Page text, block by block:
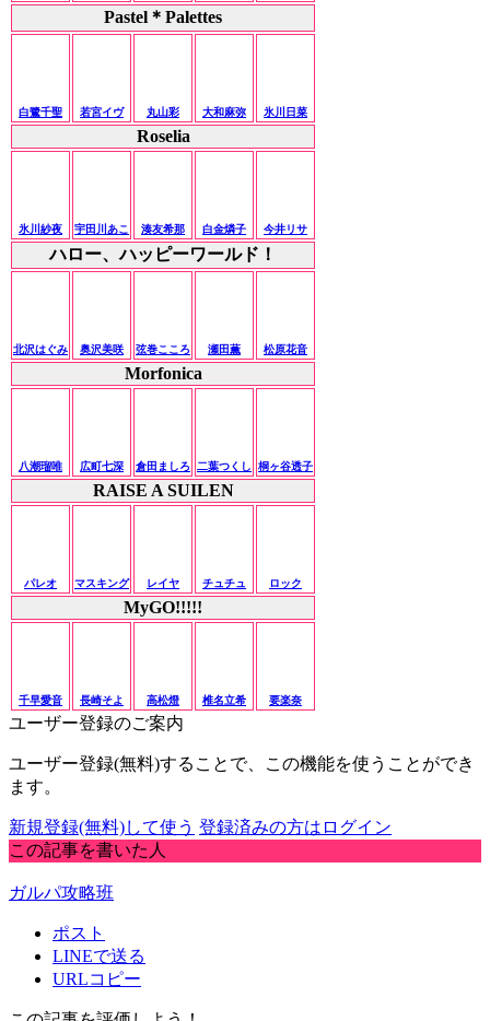
Pastel＊Palettes
白鷺千聖 若宮イヴ 丸山彩 大和麻弥 氷川日菜
Roselia
氷川紗夜 宇田川あこ 湊友希那 白金燐子 今井リサ
ハロー、ハッピーワールド！
北沢はぐみ 奥沢美咲 弦巻こころ 瀬田薫 松原花音
Morfonica
八潮瑠唯 広町七深 倉田ましろ 二葉つくし 桐ヶ谷透子
RAISE A SUILEN
パレオ マスキング レイヤ チュチュ ロック
MyGO!!!!!
千早愛音 長崎そよ 高松燈 椎名立希 要楽奈
ユーザー登録のご案内
ユーザー登録(無料)することで、この機能を使うことができ
ます。
新規登録(無料)して使う 登録済みの方はログイン
この記事を書いた人
ガルパ攻略班
ポスト
LINEで送る
URLコピー